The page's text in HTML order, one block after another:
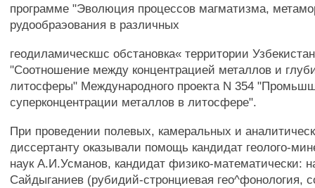
программе "Эволюция процессов магматизма,
рудообраэования в различных
геодиламическшс обстановка« территории
"Соотношение между концентрацией металлов и
литосферы" Международного проекта N 354
суперконцентрации металлов в литосфере".
При проведении полевых, камеральных и
диссертанту оказывали помощь кандидат геолого-
наук А.И.Усманов, кандидат физико-математически:
Сайдыганиев (рубидий-стронциевая гео^фонология,